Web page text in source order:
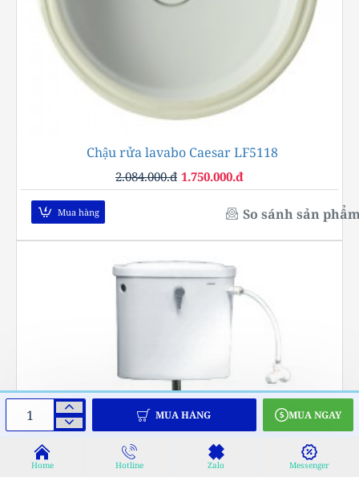
Home Hotline Zalo Messenger
MUA HÀNG MUA NGAY
Chậu rửa lavabo Caesar LF5118
1.750.000.đ
2.084.000.đ
Mua hàng So sánh sản